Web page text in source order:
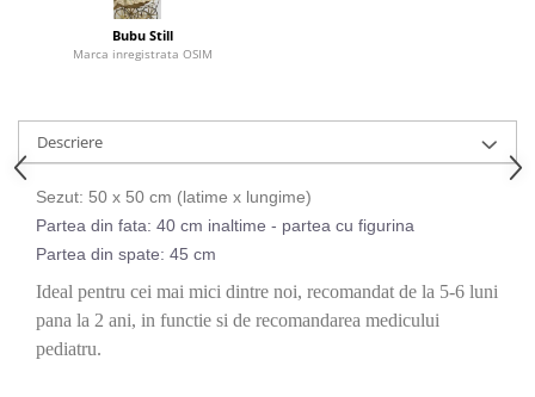
Bubu Still
Marca inregistrata OSIM
Descriere
Sezut: 50 x 50 cm (latime x lungime)
Partea din fata: 40 cm inaltime - partea cu figurina
Partea din spate: 45 cm
Ideal pentru cei mai mici dintre noi, recomandat de la 5-6 luni
pana la 2 ani, in functie si de recomandarea medicului
pediatru.